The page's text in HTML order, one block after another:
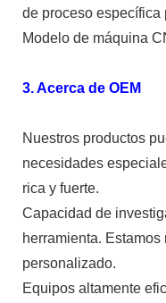
de proceso específica
Modelo de máquina
3. Acerca de OEM
Nuestros productos
necesidades
rica y fuerte.
Capacidad de
herramienta.
personalizado.
Equipos altamente